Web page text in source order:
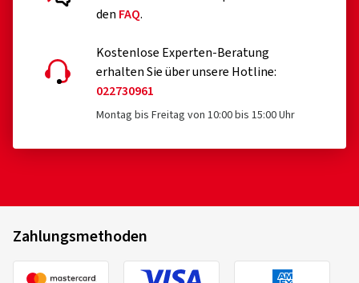
den FAQ.
Kostenlose Experten-Beratung
erhalten Sie über unsere Hotline:
022730961
Montag bis Freitag von 10:00 bis 15:00 Uhr
Zahlungsmethoden